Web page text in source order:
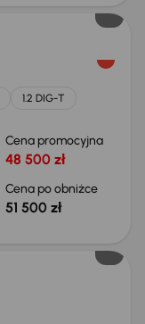
1.2 DIG-T
Cena promocyjna
48 500 zł
Cena po obniżce
51 500 zł